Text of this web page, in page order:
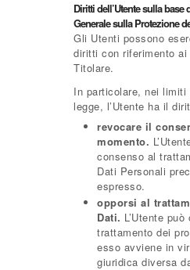
Diritti dell’Utente sulla base
Generale sulla Protezione
Gli Utenti possono
diritti con riferimento
Titolare.
In particolare, nei limiti
legge, l’Utente ha il
revocare il
momento.
consenso al
Dati Personali
espresso.
opporsi al
Dati. L’Utente
trattamento dei
esso avviene in
giuridica diversa